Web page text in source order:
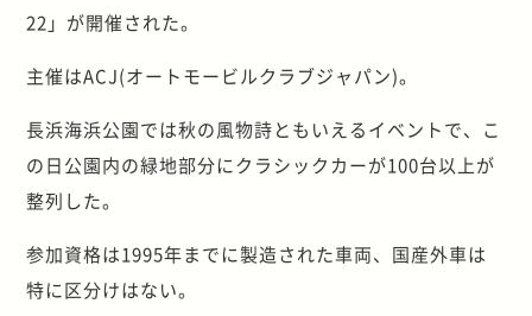
22」が開催された。
主催はACJ(オートモービルクラブジャパン)。
長浜海浜公園では秋の風物詩ともいえるイベントで、こ
の日公園内の緑地部分にクラシックカーが100台以上が
整列した。
参加資格は1995年までに製造された車両、国産外車は
特に区分けはない。